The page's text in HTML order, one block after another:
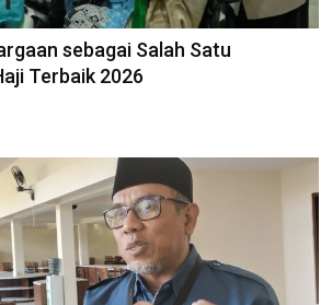
sebagai Salah Satu
Terbaik 2026